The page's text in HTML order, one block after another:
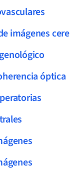
imágenes
óptica